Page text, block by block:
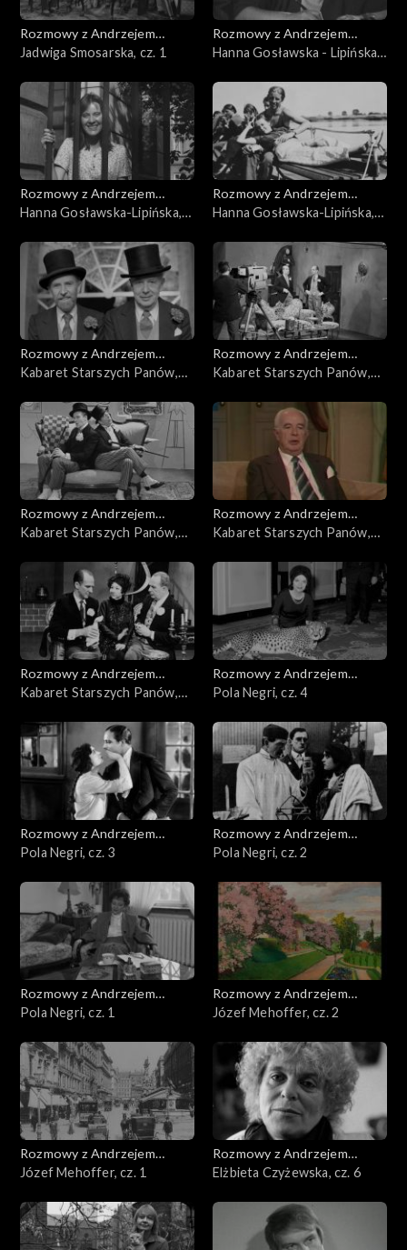
Rozmowy z Andrzejem
Doboszem
Jadwiga Smosarska, cz. 1
Rozmowy z Andrzejem
Doboszem
Hanna Gosławska - Lipińska,
Rozmowy z Andrzejem
Doboszem
Hanna Gosławska-Lipińska,
Rozmowy z Andrzejem
Doboszem
Hanna Gosławska-Lipińska,
Rozmowy z Andrzejem
Doboszem
Kabaret Starszych Panów,
Rozmowy z Andrzejem
Doboszem
Kabaret Starszych Panów,
Rozmowy z Andrzejem
Doboszem
Kabaret Starszych Panów,
Rozmowy z Andrzejem
Doboszem
Kabaret Starszych Panów,
Rozmowy z Andrzejem
Doboszem
Kabaret Starszych Panów,
Rozmowy z Andrzejem
Doboszem
Pola Negri, cz. 4
Rozmowy z Andrzejem
Doboszem
Pola Negri, cz. 3
Rozmowy z Andrzejem
Doboszem
Pola Negri, cz. 2
Rozmowy z Andrzejem
Doboszem
Pola Negri, cz. 1
Rozmowy z Andrzejem
Doboszem
Józef Mehoffer, cz. 2
Rozmowy z Andrzejem
Doboszem
Józef Mehoffer, cz. 1
Rozmowy z Andrzejem
Doboszem
Elżbieta Czyżewska, cz. 6